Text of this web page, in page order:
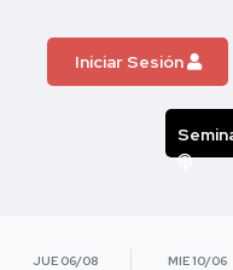
Iniciar Sesión
JUE 06/08 MIE 10/06